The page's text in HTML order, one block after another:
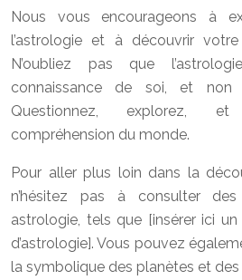
Nous vous encourageons à
l’astrologie et à découvrir
N’oubliez pas que
connaissance de soi, et non
Questionnez, explorez,
compréhension du monde.
Pour aller plus loin dans la
n’hésitez pas à consulter
astrologie, tels que [insérer ici
d’astrologie]. Vous pouvez
la symbolique des planètes et